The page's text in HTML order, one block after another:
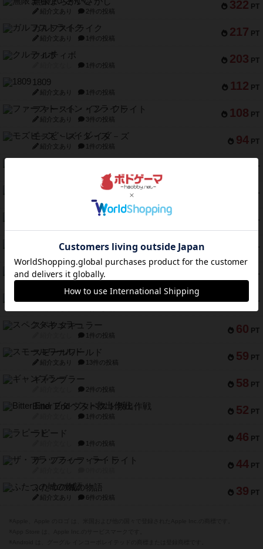
322 PT
紹介文あり 2件の投稿
217 PT
ガルフストライク
紹介文あり 1件の投稿
203 PT
クルティボ
1件の投稿
112 PT
1809
紹介文あり 1件の投稿
108 PT
ファースト・イン・フライト
紹介文あり 3件の投稿
94 PT
モズビ－ズ・レイダ－ズ
紹介文あり 1件の投稿
PT
2件の投稿
PT
2件の投稿
PT
PT
リスボン・トラム 28
PT
アマナイト
紹介文なし 1件の投稿
66 PT
60 PT
スペクタキュラー
1件の投稿
59 PT
スモールワールド
紹介文あり 13件の投稿
58 PT
ギャンブラー
2件の投稿
52 PT
Bitter End ブタペスト救出作戦
1件の投稿
46 PT
ラピード
1件の投稿
44 PT
ザ・フラッフィー・ライト
39 PT
ふたつの城の物語
紹介文あり 6件の投稿